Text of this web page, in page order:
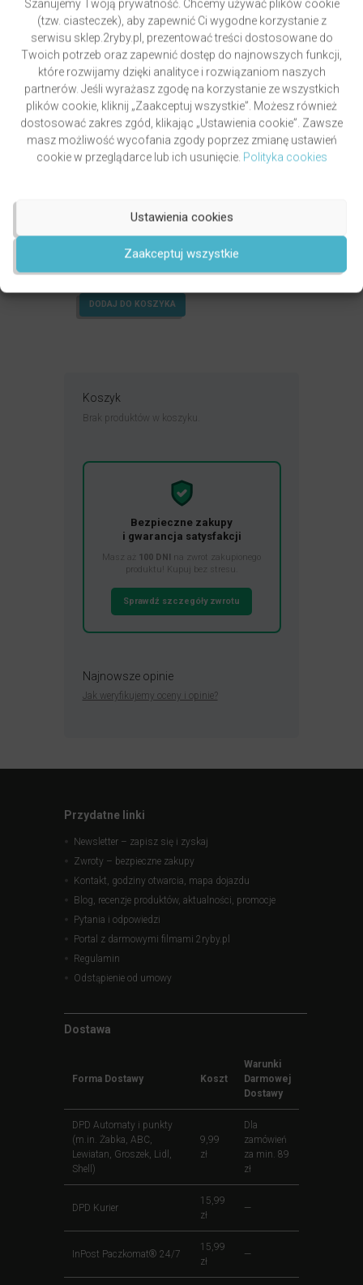
Szanujemy Twoją prywatność. Chcemy używać plików cookie
(tzw. ciasteczek), aby zapewnić Ci wygodne korzystanie z
serwisu sklep.2ryby.pl, prezentować treści dostosowane do
Twoich potrzeb oraz zapewnić dostęp do najnowszych funkcji,
które rozwijamy dzięki analityce i rozwiązaniom naszych
partnerów. Jeśli wyrażasz zgodę na korzystanie ze wszystkich
plików cookie, kliknij „Zaakceptuj wszystkie”. Możesz również
dostosować zakres zgód, klikając „Ustawienia cookie”. Zawsze
masz możliwość wycofania zgody poprzez zmianę ustawień
cookie w przeglądarce lub ich usunięcie. Polityka cookies
Zaakceptuj wszystkie
Ustawienia cookies
PAWLUKIEWICZ | BECZ I DZWOŃ DZWONECZKIEM
(KSIĄŻKA)
ks. Piotr Pawlukiewicz
Oceniony
na 5.
DODAJ DO KOSZYKA
Koszyk
Brak produktów w koszyku.
Bezpieczne zakupy
i gwarancja satysfakcji
Masz aż 100 DNI
na zwrot zakupionego
produktu! Kupuj bez stresu.
Sprawdź szczegóły zwrotu
Najnowsze opinie
Jak weryfikujemy oceny i opinie?
Przydatne linki
Newsletter – zapisz się i zyskaj
Zwroty – bezpieczne zakupy
Kontakt, godziny otwarcia, mapa dojazdu
Blog, recenzje produktów, aktualności, promocje
Pytania i odpowiedzi
Portal z darmowymi filmami 2ryby.pl
Regulamin
Odstąpienie od umowy
Dostawa
Forma Dostawy Koszt
Warunki
Darmowej
Dostawy
DPD Automaty i punkty
(m.in. Żabka, ABC,
Lewiatan, Groszek, Lidl,
Shell)
9,99
zł
Dla
zamówień
za min. 89
zł
DPD Kurier
15,99
zł
—
InPost Paczkomat® 24/7
15,99
zł
—